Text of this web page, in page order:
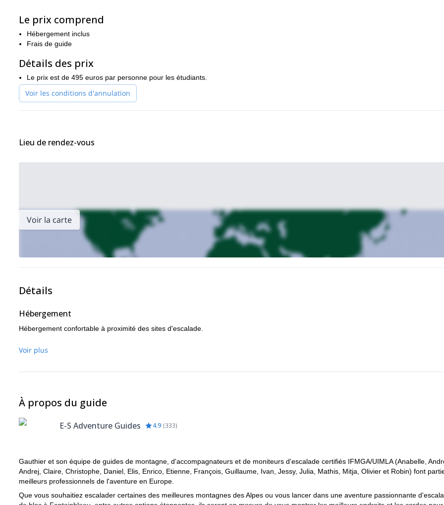
Je ne doute pas que vous aimerez l'escalade autour d'Ailefroide. De plus, je pense que vous apprécierez également le village, de ses
habitants aux paysages étonnants du Massif des Ecrins. Ce qui fait de ce programme une aventure à part entière. Pour en faire
suffit de m'envoyer une demande. J'ai hâte de vous guider.
Je dirige également un programme d'escalade d'une semaine dans les falaises de l'île d'Orléans.
vous pouvez apprécier
Le prix comprend
Hébergement inclus
Frais de guide
Détails des prix
Le prix est de 495 euros par personne pour les étudiants.
Voir les conditions d'annulation
Lieu de rendez-vous
Voir la carte
Détails
Hébergement
Hébergement confortable à proximité des sites d'escalade.
Voir plus
À propos du guide
E-S Adventure Guides 4.9 (333)
Gauthier et son équipe de guides de montagne, d'accompagnateurs et de moniteurs d'escalade certifiés IFMGA/UIMLA (Anabelle,
Andrej, Claire, Christophe, Daniel, Elis, Enrico, Etienne, François, Guillaume, Ivan, Jessy, Julia, Mathis, Mitja, Olivier et Robin) font
meilleurs professionnels de l'aventure en Europe.
Que vous souhaitiez escalader certaines des meilleures montagnes des Alpes ou vous lancer dans une aventure passionnante